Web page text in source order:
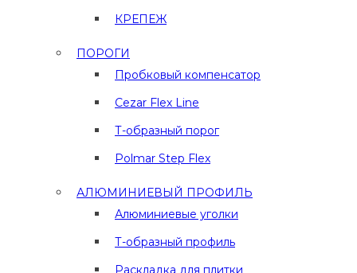
КРЕПЕЖ
ПОРОГИ
Пробковый компенсатор
Cezar Flex Line
Т-образный порог
Polmar Step Flex
АЛЮМИНИЕВЫЙ ПРОФИЛЬ
Алюминиевые уголки
Т-образный профиль
Раскладка для плитки